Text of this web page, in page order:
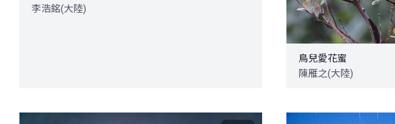
李浩銘(大陸)
鳥兒愛花蜜
陳雁之(大陸)